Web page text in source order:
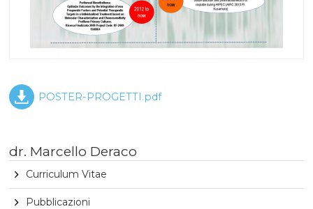
POSTER-PROGETTI.pdf
dr. Marcello Deraco
Curriculum Vitae
Pubblicazioni